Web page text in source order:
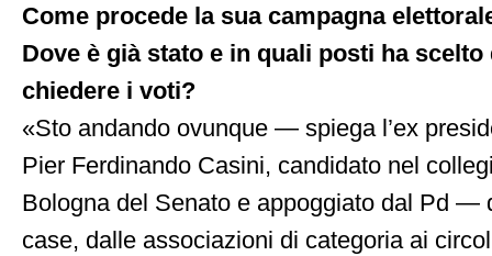
Come procede la sua campagna
Dove è già stato e in quali posti ha scelto
chiedere i voti?
«Sto andando ovunque — spiega l’ex
Pier Ferdinando Casini, candidato nel
Bologna del Senato e appoggiato dal Pd —
case, dalle associazioni di categoria ai